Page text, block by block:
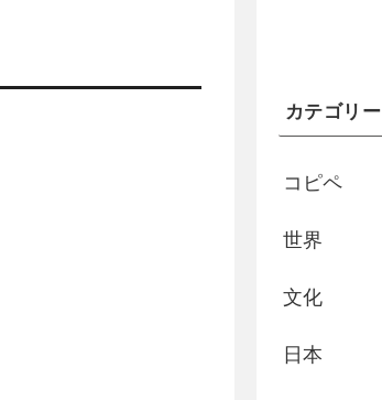
カテゴリー
コピペ
世界
文化
日本